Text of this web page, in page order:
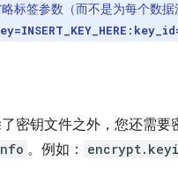
标签参数（而不是为每个数
密钥文件之外，您还需
。例如：